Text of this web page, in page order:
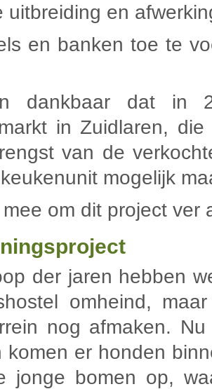
uitbreiding en
en banken toe te
dankbaar dat in
in Zuidlaren,
van de
mogelijk
om dit project ver
der jaren hebben
omheind,
nog afmaken.
komen er honden
jonge bomen op,